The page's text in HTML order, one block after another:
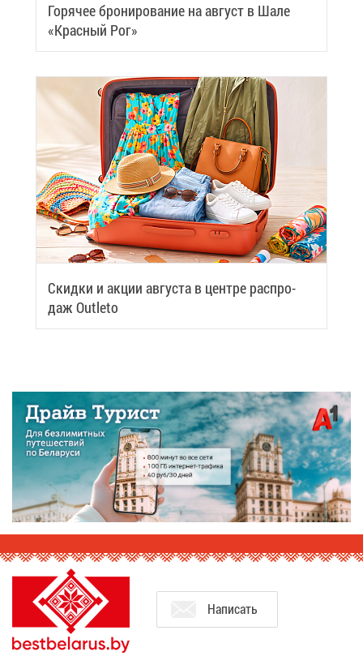
Го­ря­чее бро­ни­ро­ва­ние на ав­густ в Ша­ле
«Крас­ный Рог»
Скид­ки и ак­ции ав­гу­ста в цен­тре рас­про­
даж Outleto
На­пи­сать